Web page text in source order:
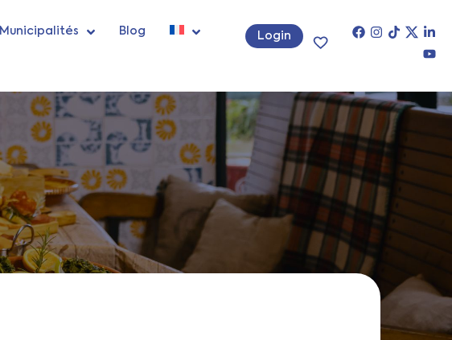
Municipalités Blog Login